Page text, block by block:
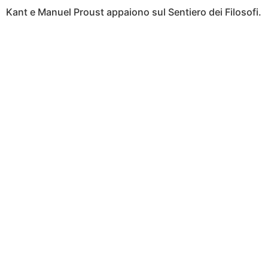
Kant e Manuel Proust appaiono sul Sentiero dei Filosofi.